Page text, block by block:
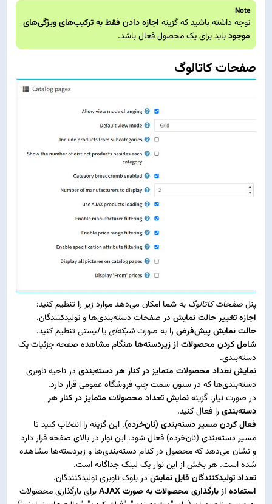
Note
توجه داشته باشید که گزینه اجازه دادن فقط به ترکیب‌های ویژگی‌های
موجودباید برای یک محصول فعال باشد.
صفحات کاتالوگ
پنلصفحات کاتالوگ به شما امکان می‌دهد موارد زیر را تنظیم کنید:
اجازه تغییر حالت نمایش در صفحات دسته‌بندی‌ها و تولیدکنندگان.
حالت نمایش پیش‌فرض را به صورتشبکه‌اییالیستی تنظیم کنید.
شامل کردن محصولات از زیردسته‌ها هنگام مشاهده صفحه جزئیات یک
دسته‌بندی.
نمایش تعداد محصولات متمایز در کنار هر دسته‌بندی در ناحیه ناوبری
دسته‌بندی‌ها که در ستون سمت چپ فروشگاه عمومی قرار دارد.
در صورت نیاز، گزینهنمایش تعداد محصولات متمایز در کنار هر
دسته‌بندی را فعال کنید.
فعال کردن مسیر دسته‌بندی (نان‌خرده). این گزینه را انتخاب کنید تا
مسیر دسته‌بندی (نان‌خرده) فعال شود. این نوار در بالای صفحه قرار دارد
و نشان می‌دهد که محصول در کدام دسته‌بندی‌ها و زیردسته‌ها مشاهده
شده است. هر بخش از این نوار یک لینک جداگانه است.
تعداد تولیدکنندگان قابل نمایش در بلوک ناوبری تولیدکنندگان.
استفاده از بارگذاری محصولات به صورت AJAX
برای بارگذاری محصولات